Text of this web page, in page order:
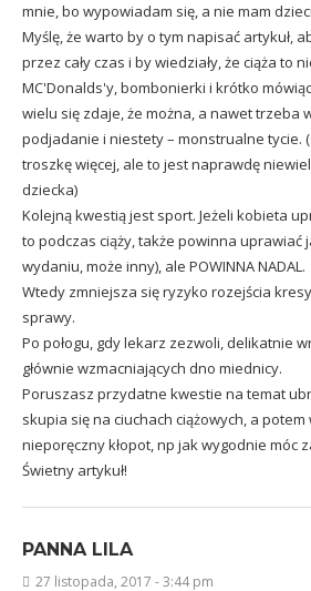
mnie, bo wypowiadam się, a nie mam
Myślę, że warto by o tym napisać artykuł,
przez cały czas i by wiedziały, że ciąża to
MC'Donalds'y, bombonierki i krótko
wielu się zdaje, że można, a nawet trzeba
podjadanie i niestety – monstrualne tycie.
troszkę więcej, ale to jest naprawdę
dziecka)
Kolejną kwestią jest sport. Jeżeli kobieta
to podczas ciąży, także powinna uprawiać
wydaniu, może inny), ale POWINNA NADAL.
Wtedy zmniejsza się ryzyko rozejścia
sprawy.
Po połogu, gdy lekarz zezwoli, delikatnie
głównie wzmacniających dno miednicy.
Poruszasz przydatne kwestie na temat
skupia się na ciuchach ciążowych, a potem
nieporęczny kłopot, np jak wygodnie móc
Świetny artykuł!
PANNA LILA
27 listopada, 2017 - 3:44 pm